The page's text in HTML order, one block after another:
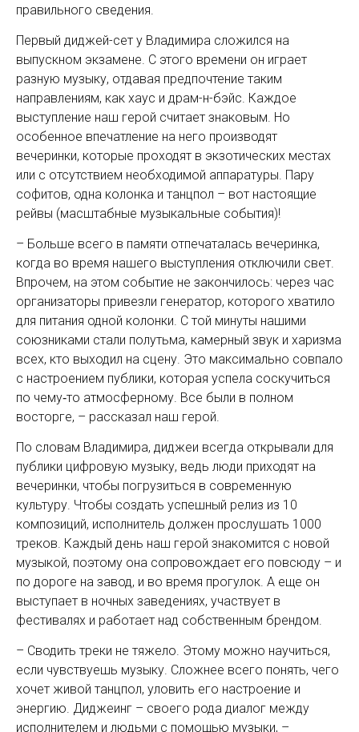
правильного сведения.
Первый диджей-сет у Владимира сложился на
выпускном экзамене. С этого времени он играет
разную музыку, отдавая предпочтение таким
направлениям, как хаус и драм-н-бэйс. Каждое
выступление наш герой считает знаковым. Но
особенное впечатление на него производят
вечеринки, которые проходят в экзотических местах
или с отсутствием необходимой аппаратуры. Пару
софитов, одна колонка и танцпол – вот настоящие
рейвы (масштабные музыкальные события)!
– Больше всего в памяти отпечаталась вечеринка,
когда во время нашего выступления отключили свет.
Впрочем, на этом событие не закончилось: через час
организаторы привезли генератор, которого хватило
для питания одной колонки. С той минуты нашими
союзниками стали полутьма, камерный звук и харизма
всех, кто выходил на сцену. Это максимально совпало
с настроением публики, которая успела соскучиться
по чему‑то атмосферному. Все были в полном
восторге, – рассказал наш герой.
По словам Владимира, диджеи всегда открывали для
публики цифровую музыку, ведь люди приходят на
вечеринки, чтобы погрузиться в современную
культуру. Чтобы создать успешный релиз из 10
композиций, исполнитель должен прослушать 1000
треков. Каждый день наш герой знакомится с новой
музыкой, поэтому она сопровождает его повсюду – и
по дороге на завод, и во время прогулок. А еще он
выступает в ночных заведениях, участвует в
фестивалях и работает над собственным брендом.
– Сводить треки не тяжело. Этому можно научиться,
если чувствуешь музыку. Сложнее всего понять, чего
хочет живой танцпол, уловить его настроение и
энергию. Диджеинг – своего рода диалог между
исполнителем и людьми с помощью музыки, –